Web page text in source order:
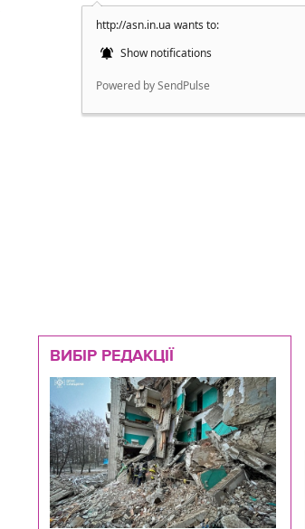
http://asn.in.ua wants to:
Show notifications
Powered by SendPulse
ВИБІР РЕДАКЦІЇ